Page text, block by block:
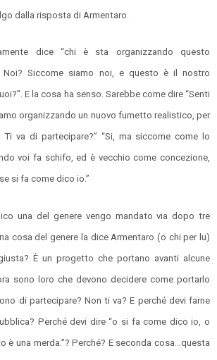
dalla risposta di Armentaro.
dice “chi è sta organizzando questo
Noi? Siccome siamo noi, e questo è il nostro
E la cosa ha senso. Sarebbe come dire “Senti
organizzando un nuovo fumetto realistico, per
Ti va di partecipare?” “Si, ma siccome come lo
voi fa schifo, ed è vecchio come concezione,
si fa come dico io.”
una del genere vengo mandato via dopo tre
cosa del genere la dice Armentaro (o chi per lu)
È un progetto che portano avanti alcune
sono loro che devono decidere come portarlo
di partecipare? Non ti va? E perché devi farne
Perché devi dire “o si fa come dico io, o
è una merda.”? Perché? E seconda cosa…questa